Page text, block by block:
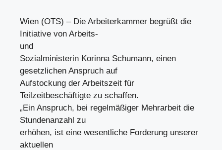
Wien (OTS) – Die Arbeiterkammer begrüßt die
Initiative von Arbeits-
und
Sozialministerin Korinna Schumann, einen
gesetzlichen Anspruch auf
Aufstockung der Arbeitszeit für
Teilzeitbeschäftigte zu schaffen.
„Ein Anspruch, bei regelmäßiger Mehrarbeit die
Stundenanzahl zu
erhöhen, ist eine wesentliche Forderung unserer
aktuellen